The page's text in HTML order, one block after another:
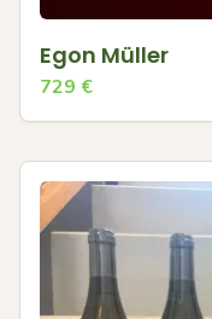
Egon Müller
729 €